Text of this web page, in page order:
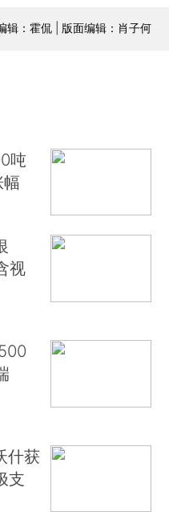
辑：霍侃 | 版面编辑：肖子何
吨
视
什获
支